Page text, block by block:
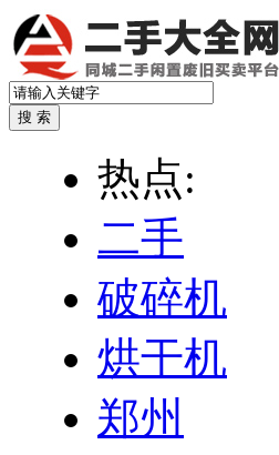
热点:
二手
破碎机
烘干机
郑州